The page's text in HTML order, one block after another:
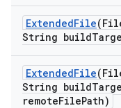
ExtendedFile
String build
ExtendedFile
String build
remoteFilePath)